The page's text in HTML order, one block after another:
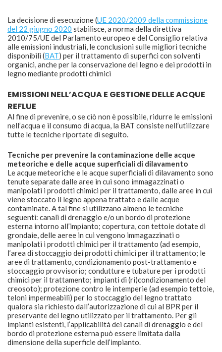
La decisione di esecuzione (UE 2020/2009 della commissione
del 22 giugno 2020 stabilisce, a norma della direttiva
2010/75/UE del Parlamento europeo e del Consiglio relativa
alle emissioni industriali, le conclusioni sulle migliori tecniche
disponibili (BAT) per il trattamento di superfici con solventi
organici, anche per la conservazione del legno e dei prodotti in
legno mediante prodotti chimici
EMISSIONI NELL’ACQUA E GESTIONE DELLE ACQUE
REFLUE
Al fine di prevenire, o se ciò non è possibile, ridurre le emissioni
nell’acqua e il consumo di acqua, la BAT consiste nell’utilizzare
tutte le tecniche riportate di seguito.
Tecniche per prevenire la contaminazione delle acque
meteoriche e delle acque superficiali di dilavamento
Le acque meteoriche e le acque superficiali di dilavamento sono
tenute separate dalle aree in cui sono immagazzinati o
manipolati i prodotti chimici per il trattamento, dalle aree in cui
viene stoccato il legno appena trattato e dalle acque
contaminate. A tal fine si utilizzano almeno le tecniche
seguenti: canali di drenaggio e/o un bordo di protezione
esterna intorno all’impianto; copertura, con tettoie dotate di
grondaie, delle aeree in cui vengono immagazzinati o
manipolati i prodotti chimici per il trattamento (ad esempio,
l’area di stoccaggio dei prodotti chimici per il trattamento; le
aree di trattamento, condizionamento post-trattamento e
stoccaggio provvisorio; condutture e tubature per i prodotti
chimici per il trattamento; impianti di (ri)condizionamento del
creosoto); protezione contro le intemperie (ad esempio tettoie,
teloni impermeabili) per lo stoccaggio del legno trattato
qualora sia richiesto dall’autorizzazione di cui al BPR per il
preservante del legno utilizzato per il trattamento. Per gli
impianti esistenti, l’applicabilità dei canali di drenaggio e del
bordo di protezione esterna può essere limitata dalla
dimensione della superficie dell’impianto.